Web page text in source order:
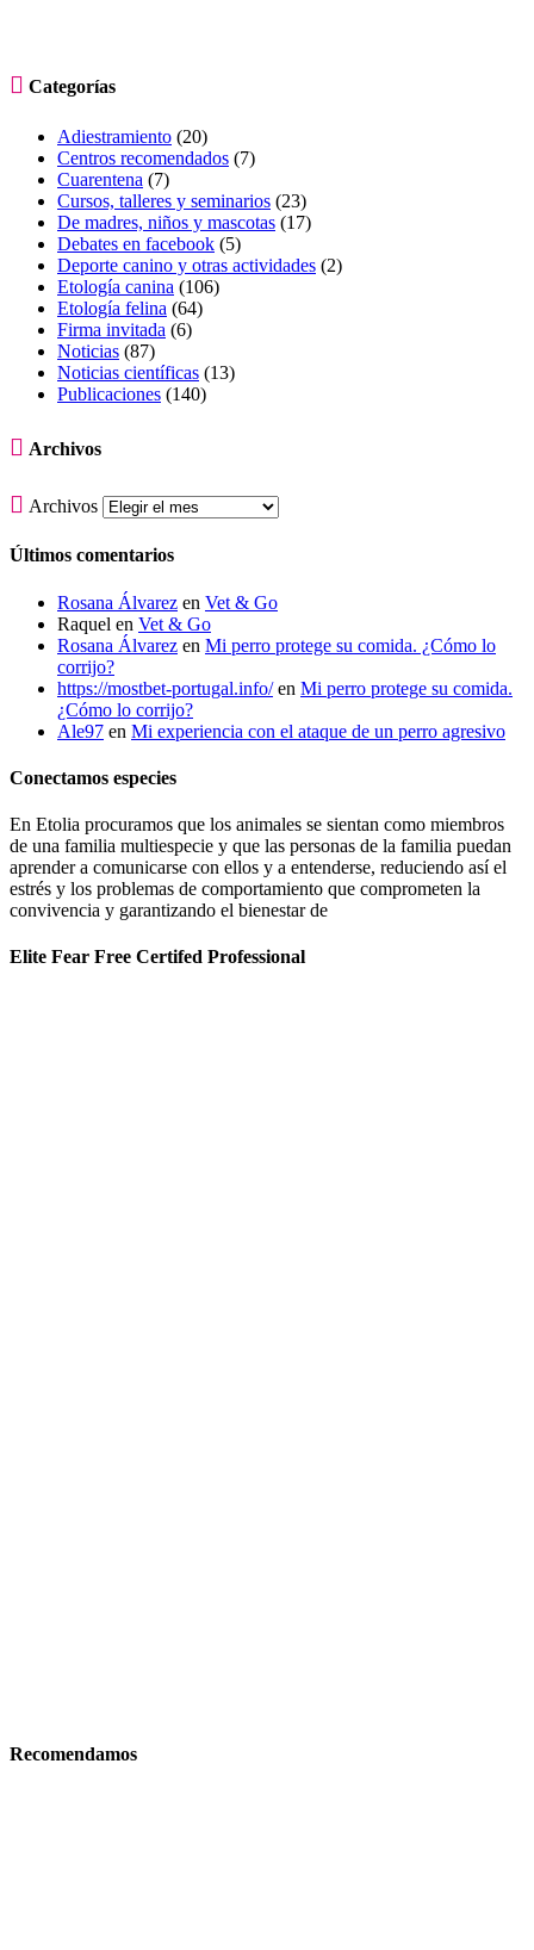
 Categorías
Adiestramiento (20)
Centros recomendados (7)
Cuarentena (7)
Cursos, talleres y seminarios (23)
De madres, niños y mascotas (17)
Debates en facebook (5)
Deporte canino y otras actividades (2)
Etología canina (106)
Etología felina (64)
Firma invitada (6)
Noticias (87)
Noticias científicas (13)
Publicaciones (140)
 Archivos
 Archivos
Últimos comentarios
Rosana Álvarez en Vet & Go
Raquel en Vet & Go
Rosana Álvarez en Mi perro protege su comida. ¿Cómo lo
corrijo?
https://mostbet-portugal.info/en Mi perro protege su comida.
¿Cómo lo corrijo?
Ale97 en Mi experiencia con el ataque de un perro agresivo
Conectamos especies
En Etolia procuramos que los animales se sientan como miembros
de una familia multiespecie y que las personas de la familia puedan
aprender a comunicarse con ellos y a entenderse, reduciendo así el
estrés y los problemas de comportamiento que comprometen la
convivencia y garantizando el bienestar de
Elite Fear Free Certifed Professional
Recomendamos